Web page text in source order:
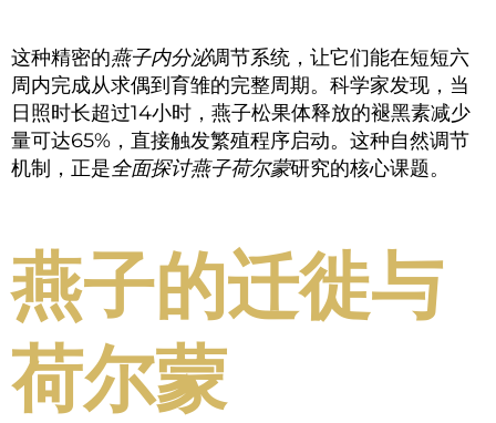
这种精密的燕子内分泌调节系统，让它们能在短短六
周内完成从求偶到育雏的完整周期。科学家发现，当
日照时长超过14小时，燕子松果体释放的褪黑素减少
量可达65%，直接触发繁殖程序启动。这种自然调节
机制，正是全面探讨燕子荷尔蒙研究的核心课题。
燕子的迁徙与
荷尔蒙